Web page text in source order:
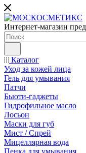
Интернет-магазин
Каталог
Уход за кожей лица
Гель для умывания
Патчи
Бьюти-гаджеты
Гидрофильное масло
Лосьон
Маски для губ
Мист / Спрей
Мицеллярная вода
Пенка для умывания